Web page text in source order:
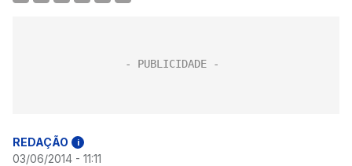
REDAÇÃO i
03/06/2014 - 11:11